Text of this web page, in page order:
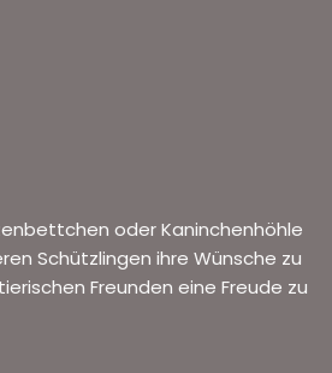
oder Kaninchenhöhle
Schützlingen ihre Wünsche zu
Freunden eine Freude zu